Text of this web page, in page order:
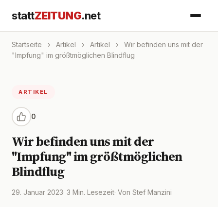
stattZEITUNG.net
Startseite › Artikel › Artikel ›
Wir befinden uns mit der
"Impfung" im größtmöglichen Blindflug
ARTIKEL
0
Wir befinden uns mit der
"Impfung" im größtmöglichen
Blindflug
29. Januar 2023· 3 Min. Lesezeit· Von Stef Manzini